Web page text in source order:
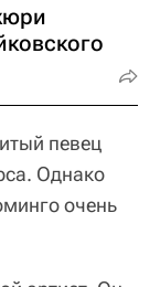
певец
Однако
очень